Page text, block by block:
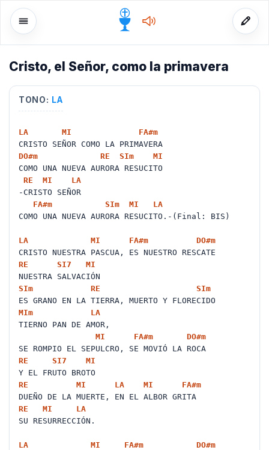
Cristo, el Señor, como la primavera
TONO: LA
LA MI FA#m
CRISTO SEÑOR COMO LA PRIMAVERA
DO#m RE SIm
MI
COMO UNA NUEVA AURORA RESUCITO
RE
MI
LA
-CRISTO SEÑOR
FA#m SIm MI
LA
COMO UNA NUEVA AURORA RESUCITO.-(Final: BIS)
LA MI FA#m DO#m
CRISTO NUESTRA PASCUA, ES NUESTRO RESCATE
RE
SI7
MI
NUESTRA SALVACIÓN
SIm RE SIm
ES GRANO EN LA TIERRA, MUERTO Y FLORECIDO
MIm
LA
TIERNO PAN DE AMOR,
MI
FA#m DO#m
SE ROMPIO EL SEPULCRO, SE MOVIÓ LA ROCA
RE
SI7
MI
Y EL FRUTO BROTO
RE
MI LA MI FA#m
DUEÑO DE LA MUERTE, EN EL ALBOR GRITA
RE
MI
LA
SU RESURRECCIÓN.
LA MI FA#m DO#m